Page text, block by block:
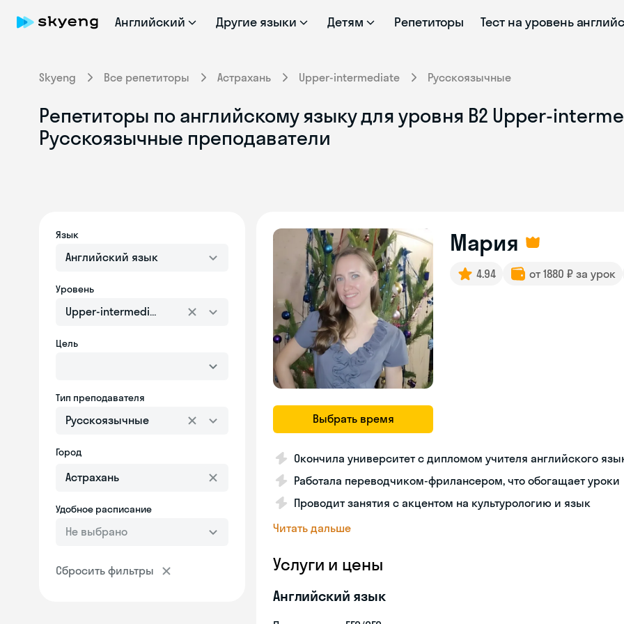
Английский Другие языки Детям Репетиторы Тест на уровень
Skyeng Все репетиторы Астрахань Upper-intermediate Русскоязычные
Репетиторы по английскому языку для уровня B2 Upper-
Русскоязычные преподаватели
Язык
Английский язык
Уровень
Upper-intermediate
Цель
Тип преподавателя
Русскоязычные
Город
Удобное расписание
Не выбрано
Сбросить фильтры
Выбрать время
Мария
4.94 от 1880 ₽ за урок
Окончила университет с дипломом учителя английского
Работала переводчиком-фрилансером, что обогащает уроки
Проводит занятия с акцентом на культурологию и язык
Читать дальше
Услуги и цены
Английский язык